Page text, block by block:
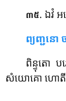
៣៥. ឯវំ
ព្យញ្ជនោ
ពិន្ទុតោ
សំយោគោ ហោតី